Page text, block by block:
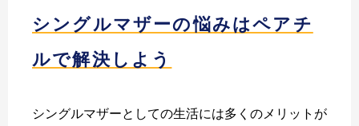
シングルマザーの悩みはペアチ
ルで解決しよう
シングルマザーとしての生活には多くのメリットが